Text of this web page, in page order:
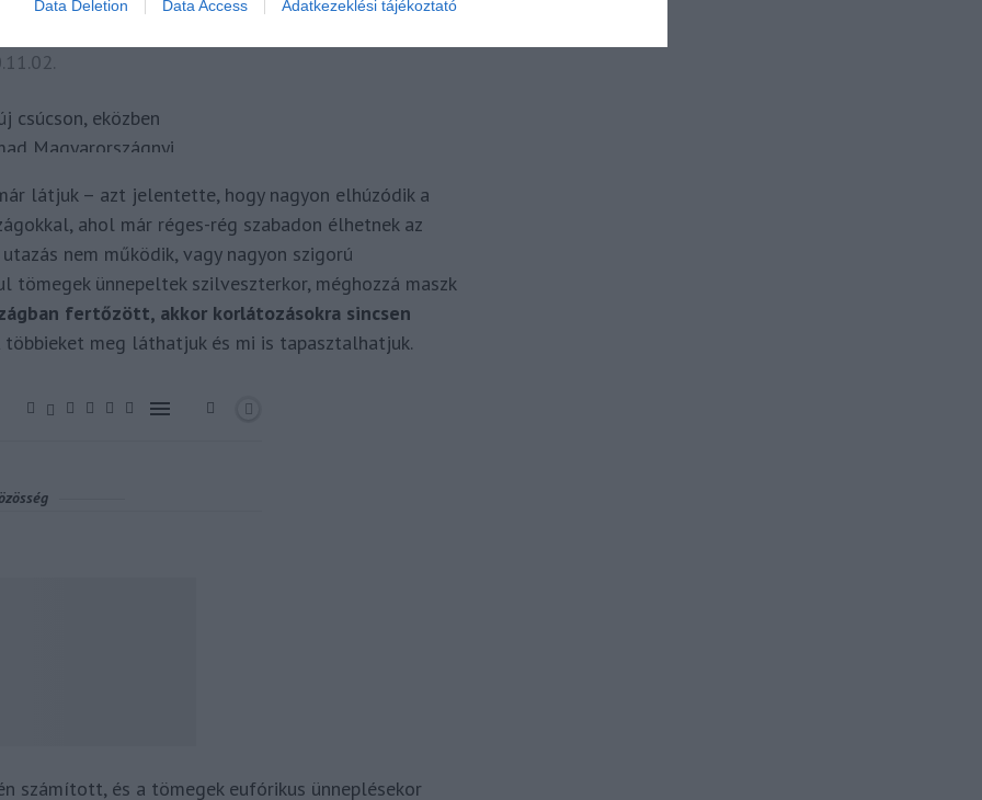
Data Deletion Data Access Adatkezeklési tájékoztató
látjuk – azt jelentette, hogy nagyon elhúzódik a
ahol már réges-rég szabadon élhetnek az
nem működik, vagy nagyon szigorú
ünnepeltek szilveszterkor, méghozzá maszk
fertőzött, akkor korlátozásokra sincsen
többieket meg láthatjuk és mi is tapasztalhatjuk.
számított, és a tömegek eufórikus ünneplésekor